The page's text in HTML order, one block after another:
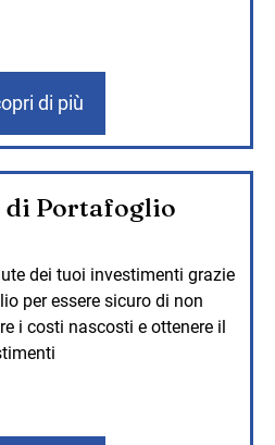
di più
di Portafoglio
dei tuoi investimenti grazie
per essere sicuro di non
i costi nascosti e ottenere il